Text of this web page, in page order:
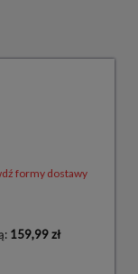
formy dostawy
159,99 zł